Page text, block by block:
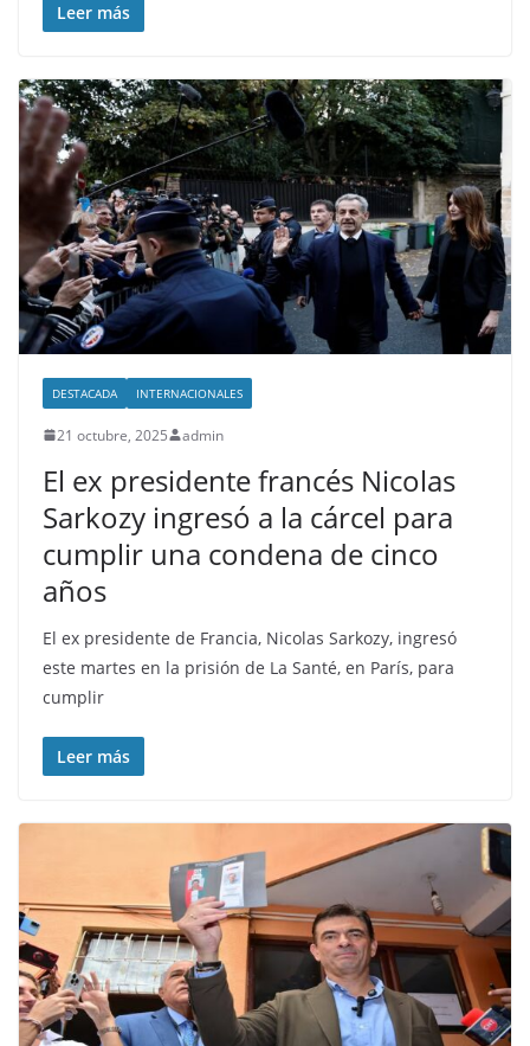
Leer más
DESTACADA INTERNACIONALES
21 octubre, 2025 admin
El ex presidente francés Nicolas
Sarkozy ingresó a la cárcel para
cumplir una condena de cinco
años
El ex presidente de Francia, Nicolas Sarkozy, ingresó
este martes en la prisión de La Santé, en París, para
cumplir
Leer más